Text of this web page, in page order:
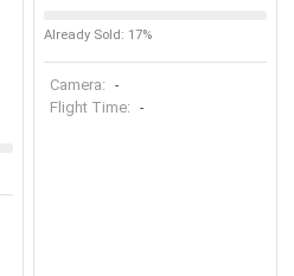
Already Sold: 17%
Camera: -
Flight Time: -